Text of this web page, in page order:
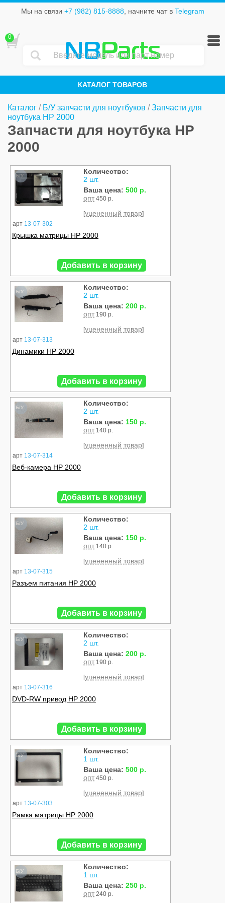
Мы на связи +7 (982) 815-8888, начните чат в Telegram
NBParts
КАТАЛОГ ТОВАРОВ
0
Каталог / Б/У запчасти для ноутбуков /Запчасти для
ноутбука HP 2000
Запчасти для ноутбука HP
2000
Б/У
арт 13-07-302
Количество:
2 шт.
Ваша цена: 500 р.
опт 450 р.
[уцененный товар]
Крышка матрицы HP 2000
Добавить в корзину
Б/У
арт 13-07-313
Количество:
2 шт.
Ваша цена: 200 р.
опт 190 р.
[уцененный товар]
Динамики HP 2000
Добавить в корзину
Б/У
арт 13-07-314
Количество:
2 шт.
Ваша цена: 150 р.
опт 140 р.
[уцененный товар]
Веб-камера HP 2000
Добавить в корзину
Б/У
арт 13-07-315
Количество:
2 шт.
Ваша цена: 150 р.
опт 140 р.
[уцененный товар]
Разъем питания HP 2000
Добавить в корзину
Б/У
арт 13-07-316
Количество:
2 шт.
Ваша цена: 200 р.
опт 190 р.
[уцененный товар]
DVD-RW привод HP 2000
Добавить в корзину
Б/У
арт 13-07-303
Количество:
1 шт.
Ваша цена: 500 р.
опт 450 р.
[уцененный товар]
Рамка матрицы HP 2000
Добавить в корзину
Б/У
Количество:
1 шт.
Ваша цена: 250 р.
опт 240 р.